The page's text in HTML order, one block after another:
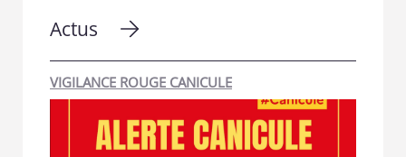
Actus
VIGILANCE ROUGE CANICULE